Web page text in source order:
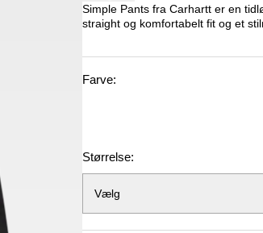
Simple Pants fra Carhartt er en
straight og komfortabelt fit og et
Farve:
Størrelse:
Vælg